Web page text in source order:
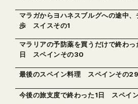
マラガからヨハネスブルグへの途中
歩 スイスその1
マラリアの予防薬を買うだけで終わっ
日 スペインその30
最後のスペイン料理 スペインその29
今後の旅支度で終わった1日 スペイ